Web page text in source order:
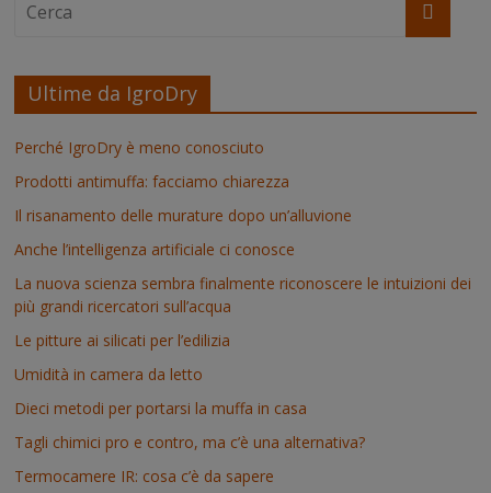
Ultime da IgroDry
Perché IgroDry è meno conosciuto
Prodotti antimuffa: facciamo chiarezza
Il risanamento delle murature dopo un’alluvione
Anche l’intelligenza artificiale ci conosce
La nuova scienza sembra finalmente riconoscere le intuizioni dei
più grandi ricercatori sull’acqua
Le pitture ai silicati per l’edilizia
Umidità in camera da letto
Dieci metodi per portarsi la muffa in casa
Tagli chimici pro e contro, ma c’è una alternativa?
Termocamere IR: cosa c’è da sapere